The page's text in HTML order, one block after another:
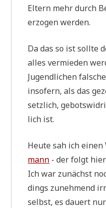
Eltern mehr durch
erzo­gen werden.
Da das so ist soll­te
alles ver­mie­den
Jugend­li­chen
inso­fern, als das
setz­lich,
lich ist.
Heu­te sah ich
mann - der folgt
Ich war zunächst
dings zuneh­mend
selbst, es dau­ert